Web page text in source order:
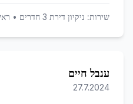
שירות: ניקיון דירת 3 חדרים •
ענבל חיים
27.7.2024